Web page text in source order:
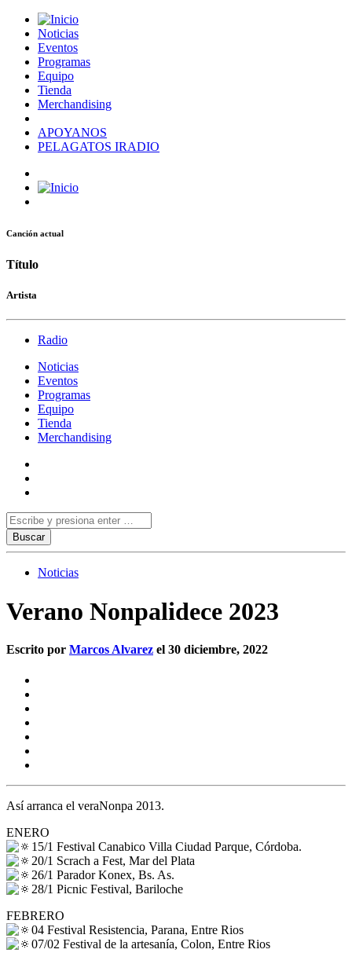
Noticias
Eventos
Programas
Equipo
Tienda
Merchandising
APOYANOS
PELAGATOS IRADIO
Canción actual
Título
Artista
Radio
Noticias
Eventos
Programas
Equipo
Tienda
Merchandising
Noticias
Verano Nonpalidece 2023
Escrito por Marcos Alvarez el 30 diciembre, 2022
Así arranca el veraNonpa 2013.
ENERO
15/1 Festival Canabico Villa Ciudad Parque, Córdoba.
20/1 Scrach a Fest, Mar del Plata
26/1 Parador Konex, Bs. As.
28/1 Picnic Festival, Bariloche
FEBRERO
04 Festival Resistencia, Parana, Entre Rios
07/02 Festival de la artesanía, Colon, Entre Rios